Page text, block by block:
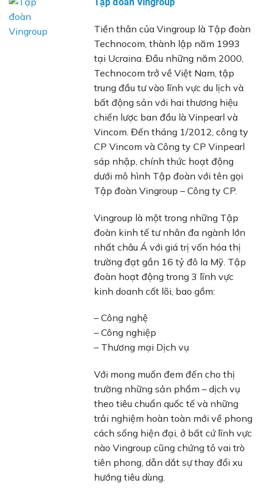
Tiền thân của Vingroup là Tập đoàn
Technocom, thành lập năm 1993
tại Ucraina. Đầu những năm 2000,
Technocom trở về Việt Nam, tập
trung đầu tư vào lĩnh vực du lịch và
bất động sản với hai thương hiệu
chiến lược ban đầu là Vinpearl và
Vincom. Đến tháng 1/2012, công ty
CP Vincom và Công ty CP Vinpearl
sáp nhập, chính thức hoạt động
dưới mô hình Tập đoàn với tên gọi
Tập đoàn Vingroup – Công ty CP.
Vingroup là một trong những Tập
đoàn kinh tế tư nhân đa ngành lớn
nhất châu Á với giá trị vốn hóa thị
trường đạt gần 16 tỷ đô la Mỹ. Tập
đoàn hoạt động trong 3 lĩnh vực
kinh doanh cốt lõi, bao gồm:
– Công nghệ
– Công nghiệp
– Thương mại Dịch vụ
Với mong muốn đem đến cho thị
trường những sản phẩm – dịch vụ
theo tiêu chuẩn quốc tế và những
trải nghiệm hoàn toàn mới về phong
cách sống hiện đại, ở bất cứ lĩnh vực
nào Vingroup cũng chứng tỏ vai trò
tiên phong, dẫn dắt sự thay đổi xu
hướng tiêu dùng.